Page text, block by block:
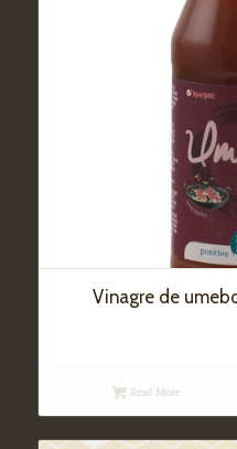
Vinagre de
Read More